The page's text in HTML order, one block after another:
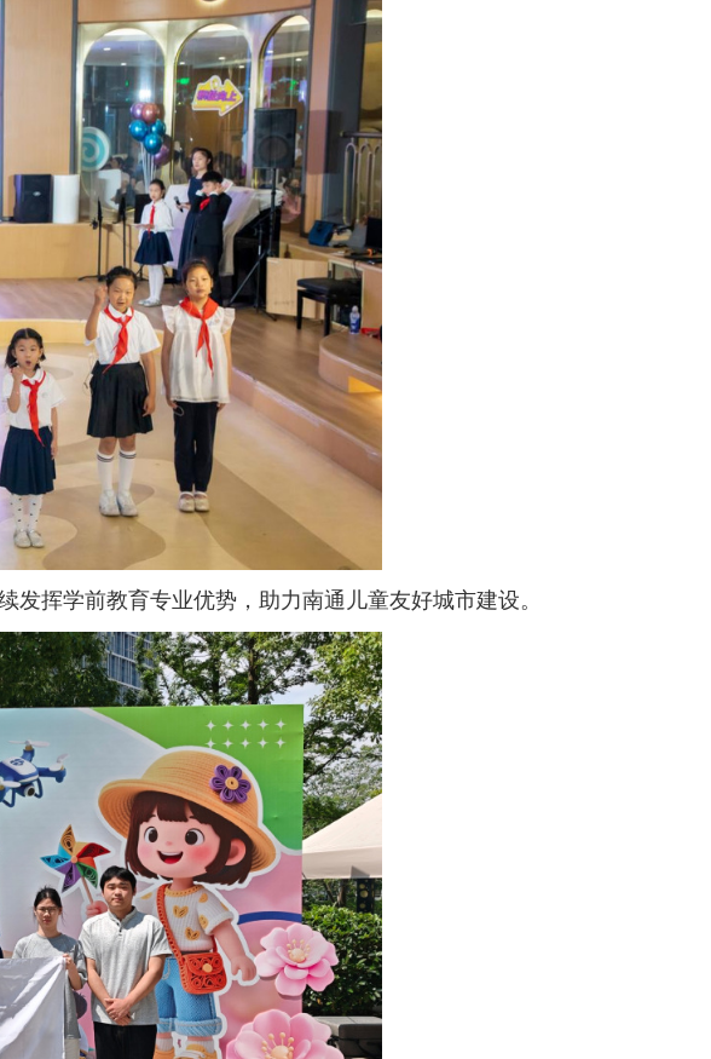
挥学前教育专业优势，助力南通儿童友好城市建设。